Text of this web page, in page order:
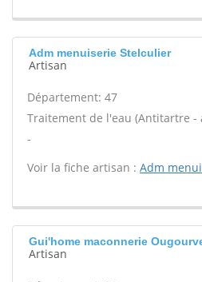
Adm menuiserie Stelculier
Artisan
Département: 47
Traitement de l'eau (Antitartre
-
Voir la fiche artisan : Adm
Gui'home maconnerie
Artisan